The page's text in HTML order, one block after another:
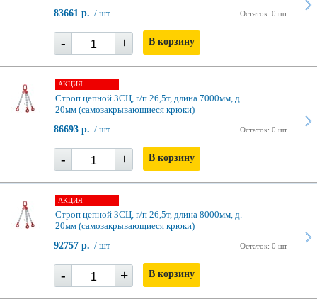
Остаток: 0 шт
83661 р. / шт
- + В корзину
АКЦИЯ
Строп цепной 3СЦ, г/п 26,5т, длина 7000мм, д.
20мм (самозакрывающиеся крюки)
Остаток: 0 шт
86693 р. / шт
- + В корзину
АКЦИЯ
Строп цепной 3СЦ, г/п 26,5т, длина 8000мм, д.
20мм (самозакрывающиеся крюки)
Остаток: 0 шт
92757 р. / шт
- + В корзину